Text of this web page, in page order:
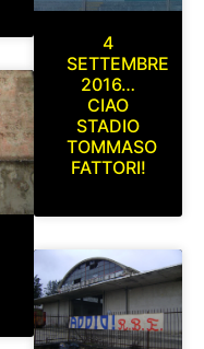
4
SETTEMBRE
2016…
CIAO
STADIO
TOMMASO
FATTORI!